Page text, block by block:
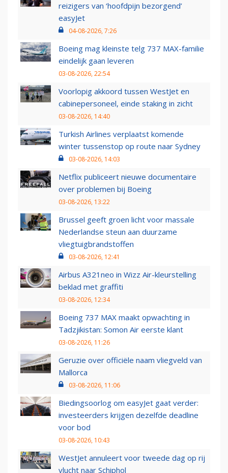
reizigers van ‘hoofdpijn bezorgend’
easyJet
04-08-2026, 7:26
Boeing mag kleinste telg 737 MAX-familie
eindelijk gaan leveren
03-08-2026, 22:54
Voorlopig akkoord tussen WestJet en
cabinepersoneel, einde staking in zicht
03-08-2026, 14:40
Turkish Airlines verplaatst komende
winter tussenstop op route naar Sydney
03-08-2026, 14:03
Netflix publiceert nieuwe documentaire
over problemen bij Boeing
03-08-2026, 13:22
Brussel geeft groen licht voor massale
Nederlandse steun aan duurzame
vliegtuigbrandstoffen
03-08-2026, 12:41
Airbus A321neo in Wizz Air-kleurstelling
beklad met graffiti
03-08-2026, 12:34
Boeing 737 MAX maakt opwachting in
Tadzjikistan: Somon Air eerste klant
03-08-2026, 11:26
Geruzie over officiële naam vliegveld van
Mallorca
03-08-2026, 11:06
Biedingsoorlog om easyJet gaat verder:
investeerders krijgen dezelfde deadline
voor bod
03-08-2026, 10:43
WestJet annuleert voor tweede dag op rij
vlucht naar Schiphol